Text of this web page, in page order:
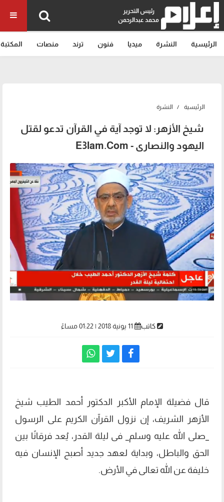
رئيس التحرير
محمد عبدالرحمن
الرئيسية النشرة ميديا فنون ترند منصات المكتبة
الرئيسية النشرة
شيخ الأزهر: لا توجد آية في القرآن تدعو لقتل
اليهود والنصارى - E3lam.Com
كاتب
قال فضيلة الإمام الأكبر الدكتور أحمد الطيب شيخ
الأزهر الشريف، إن نزول القرآن الكريم على الرسول
_صلى الله عليه وسلم_ فى ليلة القدر، يُعد فرقانًا بين
الحق والباطل، وبداية لعهد جديد أصبح الإنسان فيه
خليفة عن الله تعالى في الأرض.